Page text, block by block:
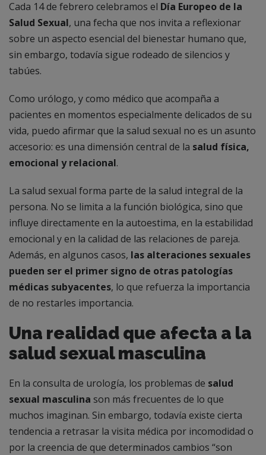
Cada 14 de febrero celebramos el Día Europeo de la
Salud Sexual, una fecha que nos invita a reflexionar
sobre un aspecto esencial del bienestar humano que,
sin embargo, todavía sigue rodeado de silencios y
tabúes.
Como urólogo, y como médico que acompaña a
pacientes en momentos especialmente delicados de su
vida, puedo afirmar que la salud sexual no es un asunto
accesorio: es una dimensión central de la salud física,
emocional y relacional.
La salud sexual forma parte de la salud integral de la
persona. No se limita a la función biológica, sino que
influye directamente en la autoestima, en la estabilidad
emocional y en la calidad de las relaciones de pareja.
Además, en algunos casos, las alteraciones sexuales
pueden ser el primer signo de otras patologías
médicas subyacentes, lo que refuerza la importancia
de no restarles importancia.
Una realidad que afecta a la
salud sexual masculina
En la consulta de urología, los problemas de salud
sexual masculina son más frecuentes de lo que
muchos imaginan. Sin embargo, todavía existe cierta
tendencia a retrasar la visita médica por incomodidad o
por la creencia de que determinados cambios “son